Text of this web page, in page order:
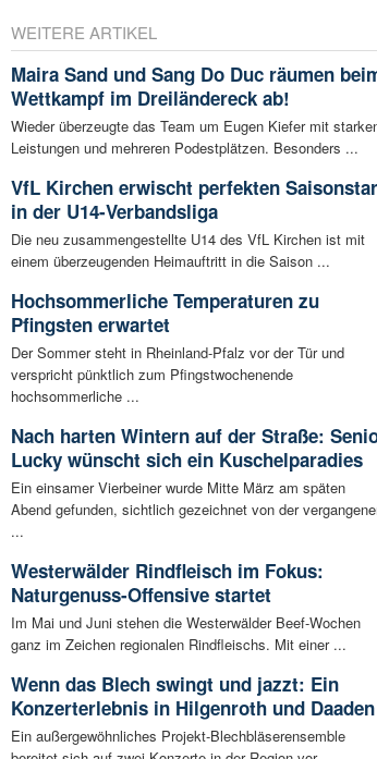
WEITERE ARTIKEL
Maira Sand und Sang Do Duc räumen
Wettkampf im Dreiländereck ab!
Wieder überzeugte das Team um Eugen Kiefer mit
Leistungen und mehreren Podestplätzen. Besonders ...
VfL Kirchen erwischt perfekten
in der U14-Verbandsliga
Die neu zusammengestellte U14 des VfL Kirchen ist mit
einem überzeugenden Heimauftritt in die Saison ...
Hochsommerliche Temperaturen zu
Pfingsten erwartet
Der Sommer steht in Rheinland-Pfalz vor der Tür und
verspricht pünktlich zum Pfingstwochenende
hochsommerliche ...
Nach harten Wintern auf der Straße:
Lucky wünscht sich ein Kuschelparadies
Ein einsamer Vierbeiner wurde Mitte März am späten
Abend gefunden, sichtlich gezeichnet von der
...
Westerwälder Rindfleisch im Fokus:
Naturgenuss-Offensive startet
Im Mai und Juni stehen die Westerwälder Beef-Wochen
ganz im Zeichen regionalen Rindfleischs. Mit einer ...
Wenn das Blech swingt und jazzt: Ein
Konzerterlebnis in Hilgenroth und Daaden
Ein außergewöhnliches Projekt-Blechbläserensemble